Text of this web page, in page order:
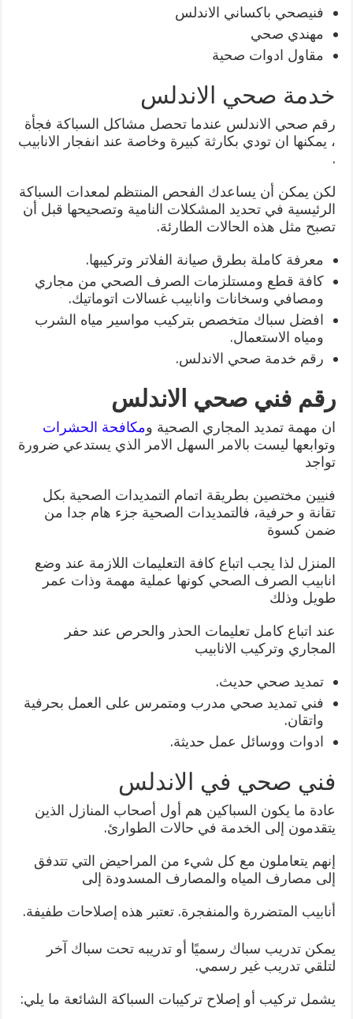
فنيصحي باكساني الاندلس
مهندي صحي
مقاول ادوات صحية
خدمة صحي الاندلس
رقم صحي الاندلس عندما تحصل مشاكل السباكة فجأة
، يمكنها ان تودي بكارثة كبيرة وخاصة عند انفجار الانابيب
.
لكن يمكن أن يساعدك الفحص المنتظم لمعدات السباكة
الرئيسية في تحديد المشكلات النامية وتصحيحها قبل أن
تصبح مثل هذه الحالات الطارئة.
معرفة كاملة بطرق صيانة الفلاتر وتركيبها.
كافة قطع ومستلزمات الصرف الصحي من مجاري
ومصافي وسخانات وانابيب غسالات اتوماتيك.
افضل سباك متخصص بتركيب مواسير مياه الشرب
ومياه الاستعمال.
رقم خدمة صحي الاندلس.
رقم فني صحي الاندلس
ان مهمة تمديد المجاري الصحية ومكافحة الحشرات
وتوابعها ليست بالامر السهل الامر الذي يستدعي ضرورة
تواجد
فنيين مختصين بطريقة اتمام التمديدات الصحية بكل
تقانة و حرفية، فالتمديدات الصحية جزء هام جدا من
ضمن كسوة
المنزل لذا يجب اتباع كافة التعليمات اللازمة عند وضع
انابيب الصرف الصحي كونها عملية مهمة وذات عمر
طويل وذلك
عند اتباع كامل تعليمات الحذر والحرص عند حفر
المجاري وتركيب الانابيب
تمديد صحي حديث.
فني تمديد صحي مدرب ومتمرس على العمل بحرفية
واتقان.
ادوات ووسائل عمل حديثة.
فني صحي في الاندلس
عادة ما يكون السباكين هم أول أصحاب المنازل الذين
يتقدمون إلى الخدمة في حالات الطوارئ.
إنهم يتعاملون مع كل شيء من المراحيض التي تتدفق
إلى مصارف المياه والمصارف المسدودة إلى
أنابيب المتضررة والمنفجرة. تعتبر هذه إصلاحات طفيفة.
يمكن تدريب سباك رسميًا أو تدريبه تحت سباك آخر
لتلقي تدريب غير رسمي.
يشمل تركيب أو إصلاح تركيبات السباكة الشائعة ما يلي: